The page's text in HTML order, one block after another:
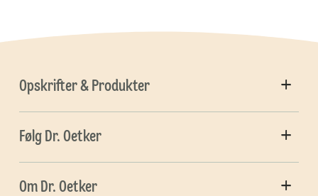
Opskrifter & Produkter
Følg Dr. Oetker
Om Dr. Oetker